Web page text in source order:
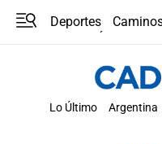
Deportes
Lo Último Argentina